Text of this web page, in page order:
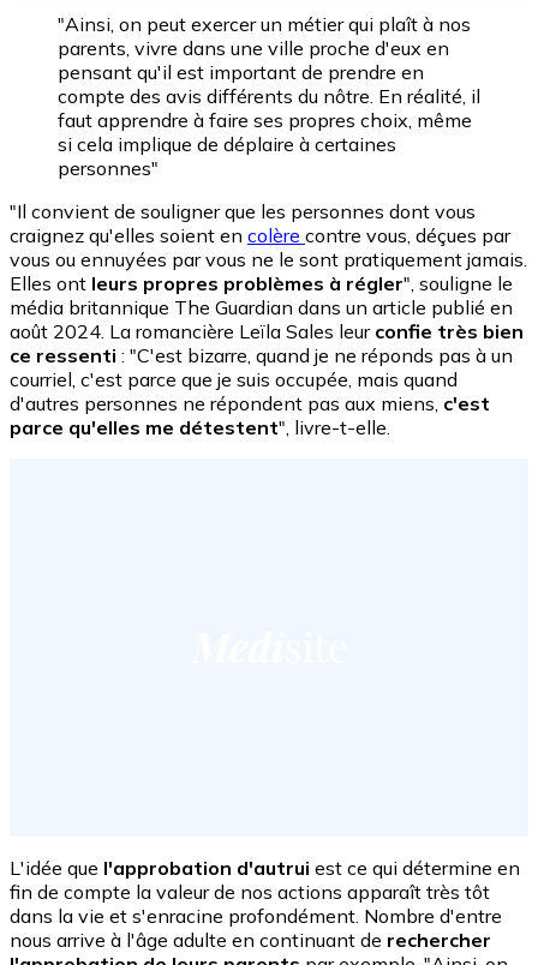
"Ainsi, on peut exercer un métier qui plaît à nos
parents, vivre dans une ville proche d'eux en
pensant qu'il est important de prendre en
compte des avis différents du nôtre. En réalité, il
faut apprendre à faire ses propres choix, même
si cela implique de déplaire à certaines
personnes"
"Il convient de souligner que les personnes dont vous
craignez qu'elles soient en colère contre vous, déçues par
vous ou ennuyées par vous ne le sont pratiquement jamais.
Elles ont leurs propres problèmes à régler", souligne le
média britannique The Guardian dans un article publié en
août 2024. La romancière Leïla Sales leur confie très bien
ce ressenti : "C'est bizarre, quand je ne réponds pas à un
courriel, c'est parce que je suis occupée, mais quand
d'autres personnes ne répondent pas aux miens, c'est
parce qu'elles me détestent", livre-t-elle.
L'idée que l'approbation d'autrui est ce qui détermine en
fin de compte la valeur de nos actions apparaît très tôt
dans la vie et s'enracine profondément. Nombre d'entre
nous arrive à l'âge adulte en continuant de rechercher